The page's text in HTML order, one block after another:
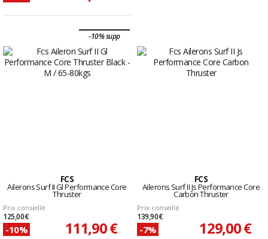
-10% supp
FCS
Ailerons Surf II Gl Performance Core
Thruster
Prix conseillé
125,00 €
-10% 111,90 €
FCS
Ailerons Surf II Js Performance Core
Carbon Thruster
Prix conseillé
139,90 €
-7% 129,00 €